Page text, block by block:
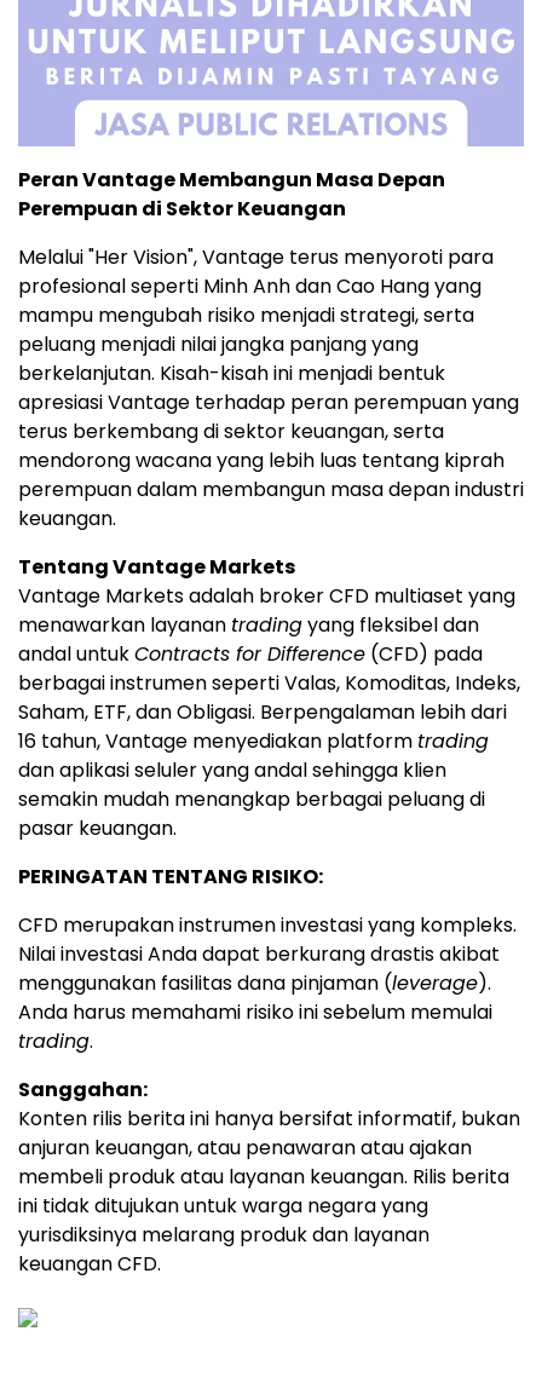
Peran Vantage Membangun Masa Depan
Perempuan di Sektor Keuangan
Melalui "Her Vision", Vantage terus menyoroti para
profesional seperti Minh Anh dan Cao Hang yang
mampu mengubah risiko menjadi strategi, serta
peluang menjadi nilai jangka panjang yang
berkelanjutan. Kisah-kisah ini menjadi bentuk
apresiasi Vantage terhadap peran perempuan yang
terus berkembang di sektor keuangan, serta
mendorong wacana yang lebih luas tentang kiprah
perempuan dalam membangun masa depan industri
keuangan.
Tentang Vantage Markets
Vantage Markets adalah broker CFD multiaset yang
menawarkan layanan tradingyang fleksibel dan
andal untukContracts for Difference (CFD) pada
berbagai instrumen seperti Valas, Komoditas, Indeks,
Saham, ETF, dan Obligasi. Berpengalaman lebih dari
16 tahun, Vantage menyediakan platform trading
dan aplikasi seluler yang andal sehingga klien
semakin mudah menangkap berbagai peluang di
pasar keuangan.
PERINGATAN TENTANG RISIKO:
CFD merupakan instrumen investasi yang kompleks.
Nilai investasi Anda dapat berkurang drastis akibat
menggunakan fasilitas dana pinjaman (leverage).
Anda harus memahami risiko ini sebelum memulai
trading.
Sanggahan:
Konten rilis berita ini hanya bersifat informatif, bukan
anjuran keuangan, atau penawaran atau ajakan
membeli produk atau layanan keuangan. Rilis berita
ini tidak ditujukan untuk warga negara yang
yurisdiksinya melarang produk dan layanan
keuangan CFD.